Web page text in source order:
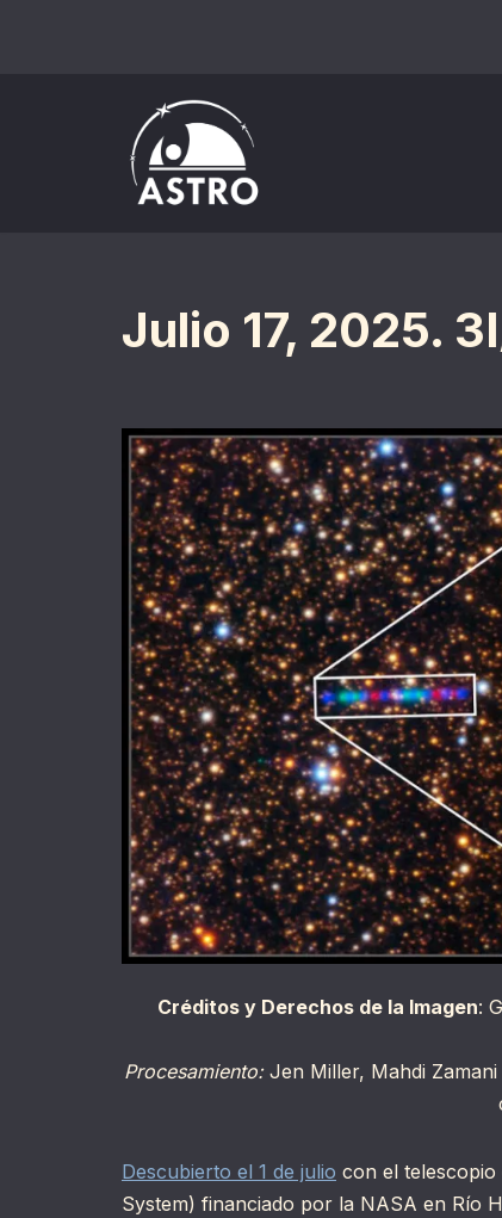
Julio 17, 2025.
Créditos y Derechos de la Imagen:
Procesamiento:Jen Miller, Mahdi
Descubierto el 1 de julio con el
System) financiado por la NASA en Río